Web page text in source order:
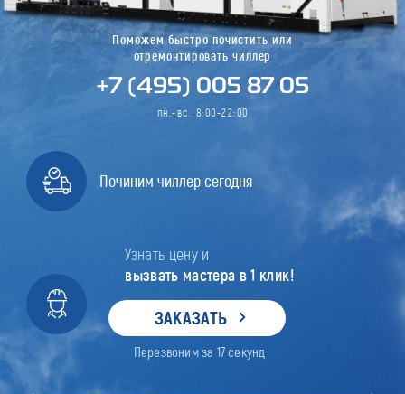
Поможем быстро почистить или
отремонтировать чиллер
+7 (495) 005 87 05
пн.-вс. 8:00-22:00
Починим чиллер сегодня
Узнать цену и
вызвать мастера в 1 клик!
ЗАКАЗАТЬ
Перезвоним за 17секунд